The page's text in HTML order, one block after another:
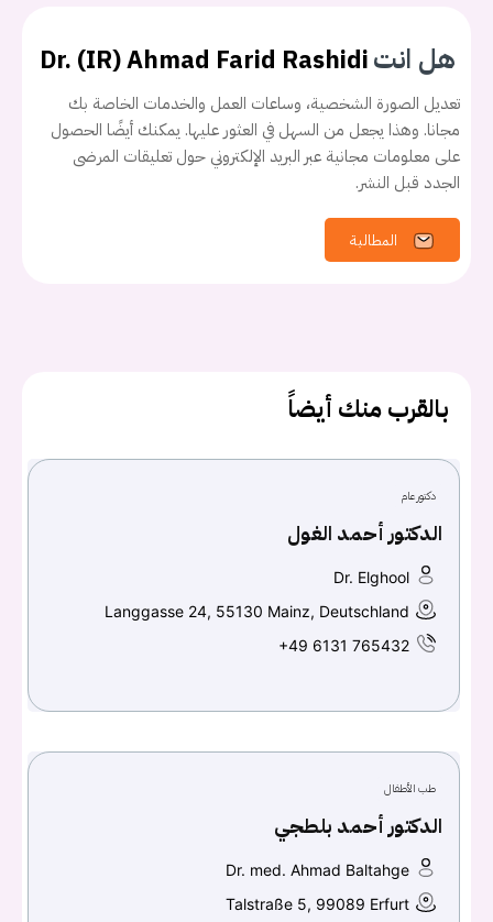
يجب عليك تسجيل الدخول حتى يمكنك طرح سؤال.
Don't have an account? سجل
هل انتDr. (IR) Ahmad Farid Rashidi
تعديل الصورة الشخصية، وساعات العمل والخدمات الخاصة بك
مجانا. وهذا يجعل من السهل في العثور عليها. يمكنك أيضًا الحصول
على معلومات مجانية عبر البريد الإلكتروني حول تعليقات المرضى
الجدد قبل النشر.
المطالبة
بالقرب منك أيضاً
دكتور عام
الدكتور أحمد الغول
Dr. Elghool
Langgasse 24, 55130 Mainz, Deutschland
+49 6131 765432
طب الأطفال
الدكتور أحمد بلطجي
Dr. med. Ahmad Baltahge
Talstraße 5, 99089 Erfurt